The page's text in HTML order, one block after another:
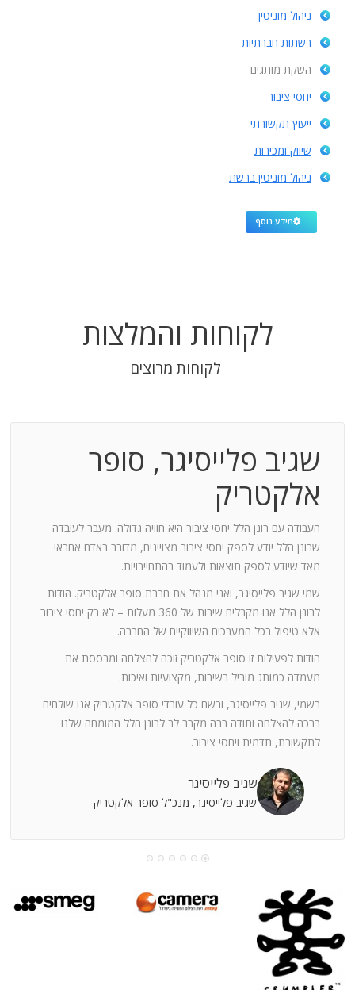
ניהול מוניטין
רשתות חברתיות
השקת מותגים
יחסי ציבור
ייעוץ תקשורתי
שיווק ומכירות
ניהול מוניטין ברשת
מידע נוסף
לקוחות והמלצות
לקוחות מרוצים
שגיב פלייסיגר, סופר
אלקטריק
העבודה עם רונן הלל יחסי ציבור היא חוויה גדולה. מעבר לעובדה
שרונן הלל יודע לספק יחסי ציבור מצויינים, מדובר באדם אחראי
מאד שיודע לספק תוצאות ולעמוד בהתחייבויות.
שמי שגיב פלייסיגר, ואני מנהל את חברת סופר אלקטריק. הודות
לרונן הלל אנו מקבלים שירות של 360 מעלות – לא רק יחסי ציבור
אלא טיפול בכל המערכים השיווקיים של החברה.
הודות לפעילות זו סופר אלקטריק זוכה להצלחה ומבססת את
מעמדה כמותג מוביל בשירות, מקצועיות ואיכות.
בשמי, שגיב פלייסיגר, ובשם כל עובדי סופר אלקטריק אנו שולחים
ברכה להצלחה ותודה רבה מקרב לב לרונן הלל המומחה שלנו
לתקשורת, תדמית ויחסי ציבור.
שגיב פלייסיגר
שגיב פלייסיגר, מנכ"ל סופר אלקטריק